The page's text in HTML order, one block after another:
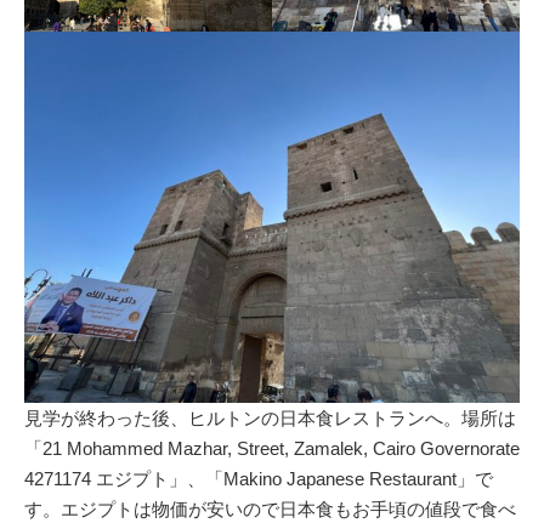
見学が終わった後、ヒルトンの日本食レストランへ。場所は
「21 Mohammed Mazhar, Street, Zamalek, Cairo Governorate
4271174 エジプト」、「Makino Japanese Restaurant」で
す。エジプトは物価が安いので日本食もお手頃の値段で食べ